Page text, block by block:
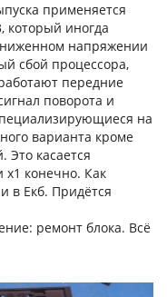
применяется
который иногда
напряжении
сбой процессора,
передние
поворота и
на
варианта кроме
касается
х1 конечно. Как
в Екб. Придётся
ремонт блока. Всё